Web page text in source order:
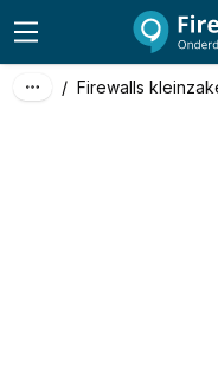
/ Firewalls